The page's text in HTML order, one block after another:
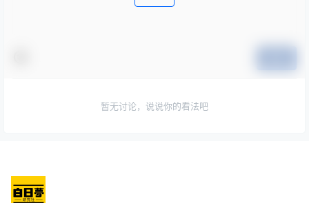
暂无讨论，说说你的看法吧